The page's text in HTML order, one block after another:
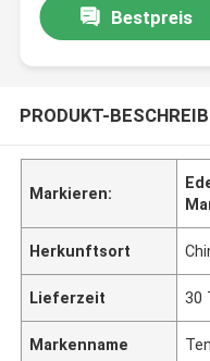
Bestpreis
PRODUKT-
Markieren:
Herkunftsort
Lieferzeit 30
Markenname